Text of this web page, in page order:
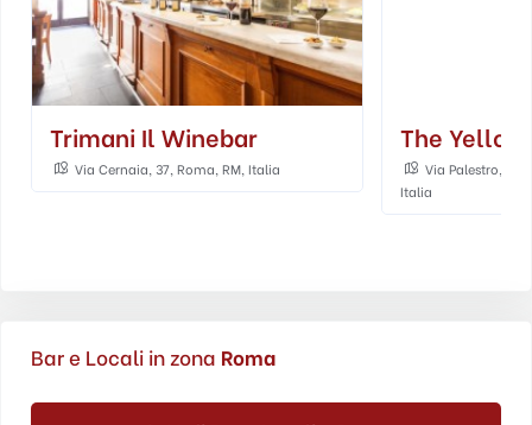
Trimani Il Winebar
Via Cernaia, 37, Roma, RM, Italia
The Yellow
Via Palestro,
Italia
Bar e Locali in zona Roma